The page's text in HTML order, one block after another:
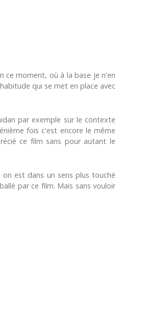
ce moment, où à la base je n'en
qui se met en place avec
par exemple sur le contexte
fois c'est encore le même
ce film sans pour autant le
est dans un sens plus touché
par ce film. Mais sans vouloir